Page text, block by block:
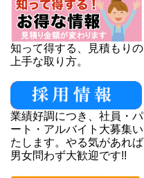
知って得する、見積もりの
上手な取り方。
業績好調につき、社員・パ
ート・アルバイト大募集い
たします。やる気があれば
男女問わず大歓迎です!!